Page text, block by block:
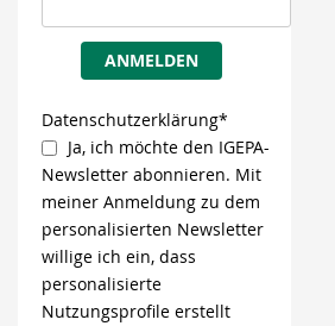
ANMELDEN
Datenschutzerklärung*
Ja, ich möchte den IGEPA-
Newsletter abonnieren. Mit
meiner Anmeldung zu dem
personalisierten Newsletter
willige ich ein, dass
personalisierte
Nutzungsprofile erstellt